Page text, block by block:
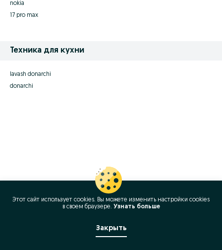
nokia
17 pro max
Техника для кухни
lavash donarchi
donarchi
Этот сайт использует cookies. Вы можете изменить настройки cookies
в своeм браузере. Узнать больше
Закрыть